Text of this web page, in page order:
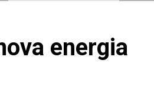
energia